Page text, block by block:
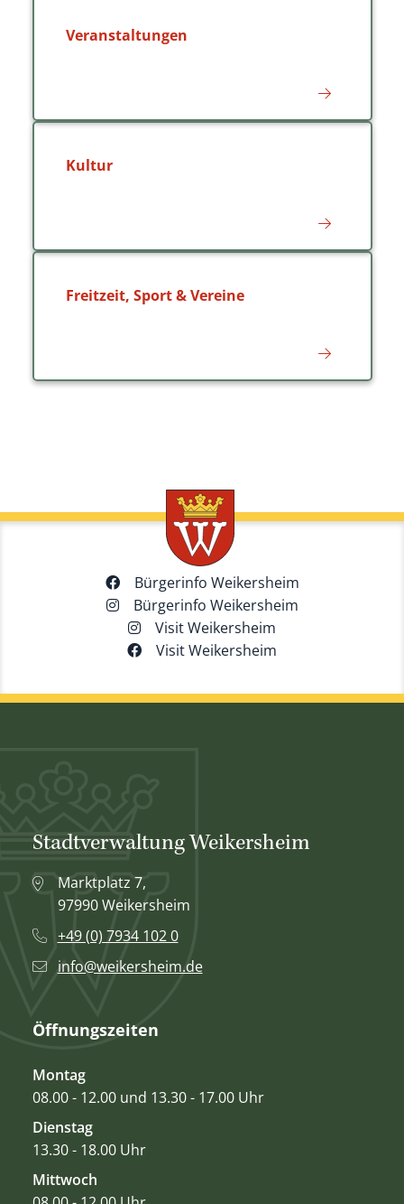
Veranstaltungen
Kultur
Freitzeit, Sport & Vereine
Bürgerinfo Weikersheim
Bürgerinfo Weikersheim
Visit Weikersheim
Visit Weikersheim
Stadtverwaltung Weikersheim
Marktplatz 7,
97990 Weikersheim
+49 (0) 7934 102 0
info@weikersheim.de
Öffnungszeiten
Montag
08.00 - 12.00 und 13.30 - 17.00 Uhr
Dienstag
13.30 - 18.00 Uhr
Mittwoch